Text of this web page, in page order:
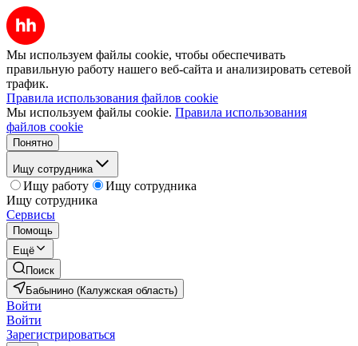
Мы используем файлы cookie, чтобы обеспечивать
правильную работу нашего веб-сайта и анализировать сетевой
трафик.
Правила использования файлов cookie
Мы используем файлы cookie. Правила использования
файлов cookie
Понятно
Ищу сотрудника
Ищу работу
Ищу сотрудника
Ищу сотрудника
Сервисы
Помощь
Ещё
Поиск
Бабынино (Калужская область)
Войти
Войти
Зарегистрироваться